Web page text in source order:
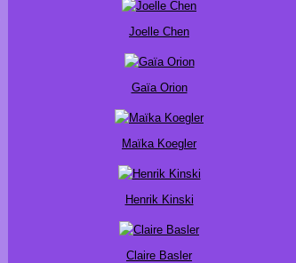
Joelle Chen
Gaïa Orion
Maïka Koegler
Henrik Kinski
Claire Basler